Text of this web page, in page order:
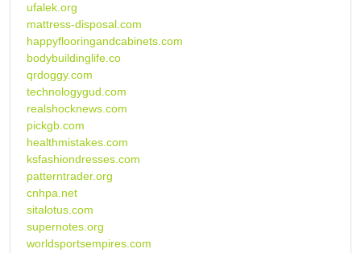
ufalek.org
mattress-disposal.com
happyflooringandcabinets.com
bodybuildinglife.co
qrdoggy.com
technologygud.com
realshocknews.com
pickgb.com
healthmistakes.com
ksfashiondresses.com
patterntrader.org
cnhpa.net
sitalotus.com
supernotes.org
worldsportsempires.com